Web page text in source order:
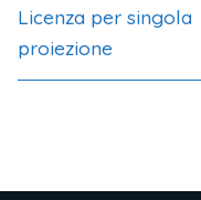
Licenza per singola
proiezione